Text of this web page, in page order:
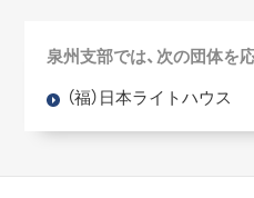
泉州支部では、次の団体を
（福）日本ライトハウス